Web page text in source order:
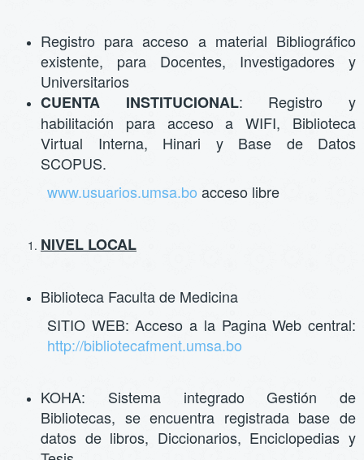
Registro para acceso a material Bibliográfico
existente, para Docentes, Investigadores y
Universitarios
CUENTA INSTITUCIONAL: Registro y
habilitación para acceso a WIFI, Biblioteca
Virtual Interna, Hinari y Base de Datos
SCOPUS.
www.usuarios.umsa.bo acceso libre
NIVEL LOCAL
Biblioteca Faculta de Medicina
SITIO WEB: Acceso a la Pagina Web central:
http://bibliotecafment.umsa.bo
KOHA: Sistema integrado Gestión de
Bibliotecas, se encuentra registrada base de
datos de libros, Diccionarios, Enciclopedias y